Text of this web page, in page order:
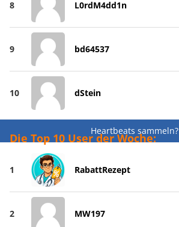
8 L0rdM4dd1n
9 bd64537
10 dStein
Heartbeats sammeln?
Die Top 10 User der Woche:
1 RabattRezept
2 MW197